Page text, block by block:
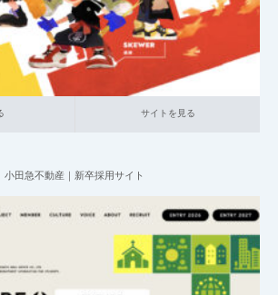
サイトを見る
小田急不動産｜新卒採用サイト